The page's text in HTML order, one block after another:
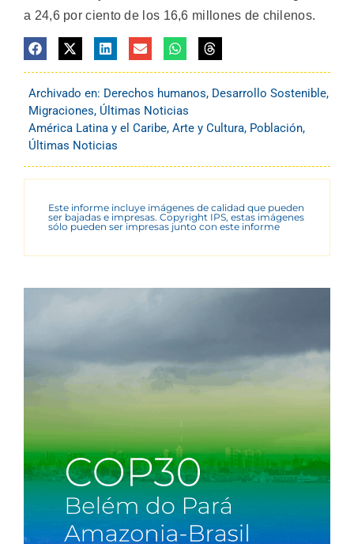
a 24,6 por ciento de los 16,6 millones de chilenos.
Archivado en: Derechos humanos, Desarrollo Sostenible,
Migraciones, Últimas Noticias
América Latina y el Caribe, Arte y Cultura, Población,
Últimas Noticias
Este informe incluye imágenes de calidad que pueden
ser bajadas e impresas. Copyright IPS, estas imágenes
sólo pueden ser impresas junto con este informe